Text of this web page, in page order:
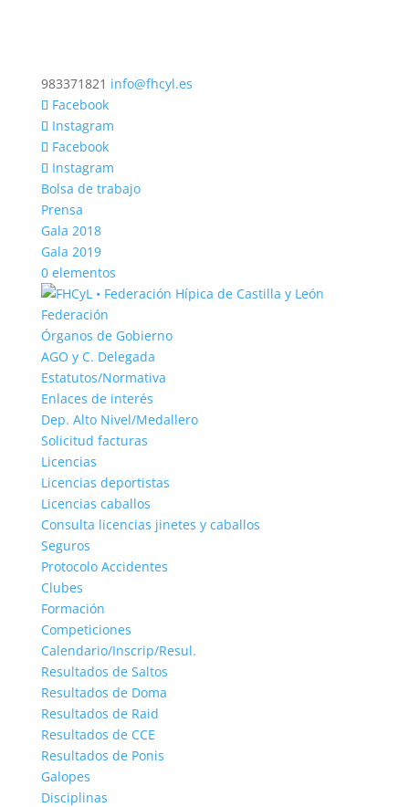
983371821 info@fhcyl.es
Facebook
Instagram
Facebook
Instagram
Bolsa de trabajo
Prensa
Gala 2018
Gala 2019
0 elementos
Federación
Órganos de Gobierno
AGO y C. Delegada
Estatutos/Normativa
Enlaces de interés
Dep. Alto Nivel/Medallero
Solicitud facturas
Licencias
Licencias deportistas
Licencias caballos
Consulta licencias jinetes y caballos
Seguros
Protocolo Accidentes
Clubes
Formación
Competiciones
Calendario/Inscrip/Resul.
Resultados de Saltos
Resultados de Doma
Resultados de Raid
Resultados de CCE
Resultados de Ponis
Galopes
Disciplinas